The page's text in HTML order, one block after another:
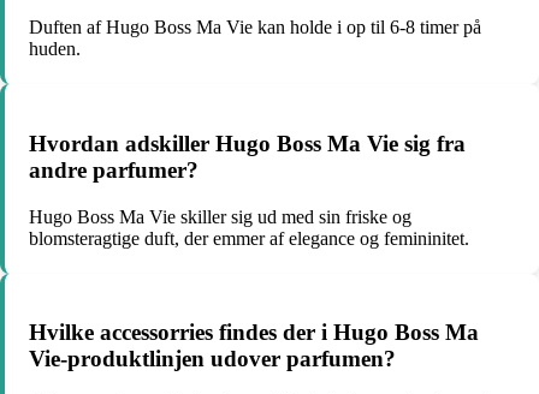
Duften af Hugo Boss Ma Vie kan holde i op til 6-8 timer på
huden.
Hvordan adskiller Hugo Boss Ma Vie sig fra
andre parfumer?
Hugo Boss Ma Vie skiller sig ud med sin friske og
blomsteragtige duft, der emmer af elegance og femininitet.
Hvilke accessorries findes der i Hugo Boss Ma
Vie-produktlinjen udover parfumen?